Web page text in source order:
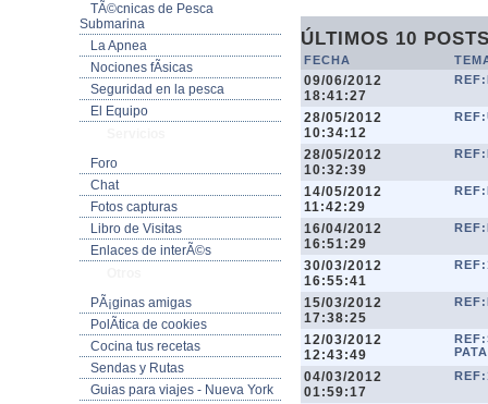
TÃ©cnicas de Pesca
Submarina
La Apnea
Nociones fÃ­sicas
Seguridad en la pesca
El Equipo
Foro
Chat
Fotos capturas
Libro de Visitas
Enlaces de interÃ©s
PÃ¡ginas amigas
PolÃ­tica de cookies
Cocina tus recetas
Sendas y Rutas
Guias para viajes - Nueva York
ÚLTIMOS 10
FECHA
09/06/2012
18:41:27
28/05/2012
10:34:12
28/05/2012
10:32:39
14/05/2012
11:42:29
16/04/2012
16:51:29
30/03/2012
16:55:41
15/03/2012
17:38:25
12/03/2012
12:43:49
04/03/2012
01:59:17